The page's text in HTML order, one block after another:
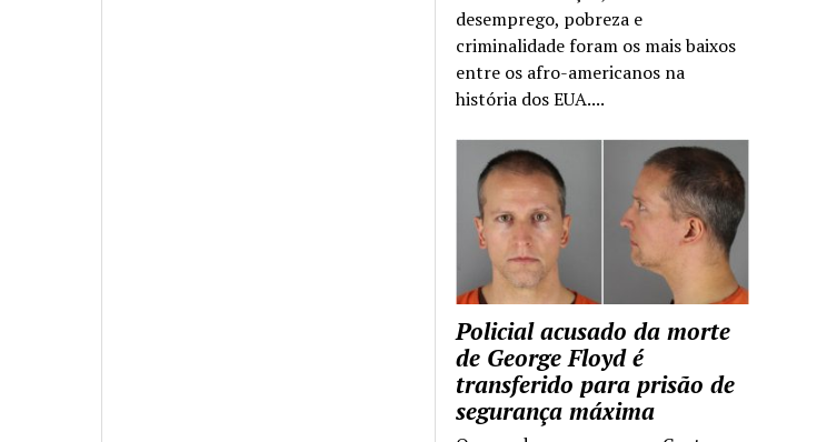
desemprego, pobreza e
criminalidade foram os mais baixos
entre os afro-americanos na
história dos EUA....
Policial acusado da morte
de George Floyd é
transferido para prisão de
segurança máxima